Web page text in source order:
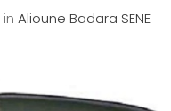
in Alioune Badara SENE